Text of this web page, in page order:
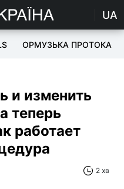
UA
ОРМУЗЬКА ПРОТОКА
и изменить
теперь
работает
2 хв